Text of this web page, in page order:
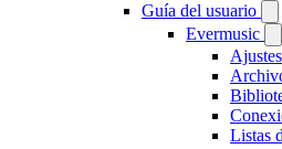
Guía del usuario
Evermusic
Ajustes
Listas